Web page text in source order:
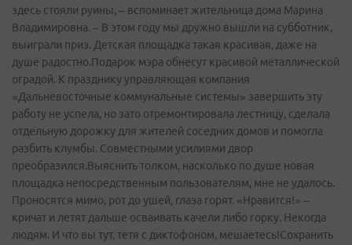
здесь стояли руины, – вспоминает жительница дома Марина
Владимировна. – В этом году мы дружно вышли на субботник,
выиграли приз. Детская площадка такая красивая, даже на
душе радостно.Подарок мэра обнесут красивой металлической
оградой. К празднику управляющая компания
«Дальневосточные коммунальные системы» завершить эту
работу не успела, но зато отремонтировала лестницу, сделала
отдельную дорожку для жителей соседних домов и помогла
разбить клумбы. Совместными усилиями двор
преобразился.Выяснить толком, насколько по душе новая
площадка непосредственным пользователям, мне не удалось.
Проносятся мимо, рот до ушей, глаза горят. «Нравится!» –
кричат и летят дальше осваивать качели либо горку. Некогда
людям. И что вы тут, тетя с диктофоном, мешаетесь!Сохранить